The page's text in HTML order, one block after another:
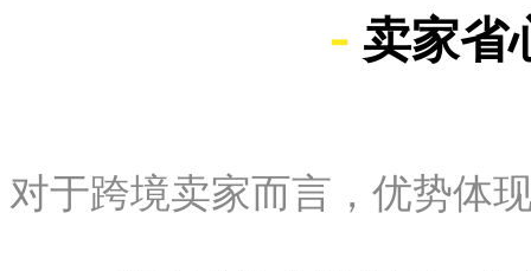
- 卖家省
对于跨境卖家而言，优势体